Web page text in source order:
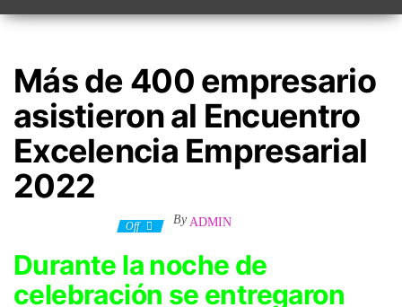
Más de 400 empresario
asistieron al Encuentro
Excelencia Empresarial
2022
Off By ADMIN
Durante la noche de
celebración se entregaron